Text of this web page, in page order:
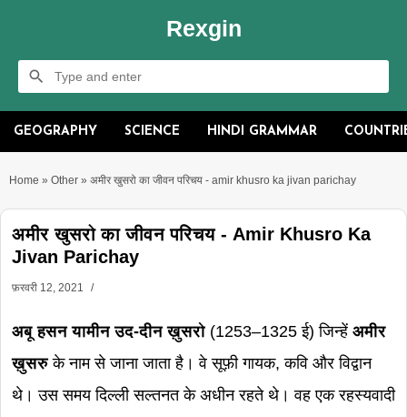
Rexgin
GEOGRAPHY SCIENCE HINDI GRAMMAR
Home » Other » अमीर खुसरो का जीवन परिचय - amir khusro ka jivan parichay
अमीर खुसरो का जीवन परिचय - Amir Khusro Ka
Jivan Parichay
फ़रवरी 12, 2021
अबू हसन यामीन उद-दीन ख़ुसरो (1253–1325 ई) जिन्हें अमीर
ख़ुसरुके नाम से जाना जाता है। वे सूफ़ी गायक, कवि और विद्वान
थे। उस समय दिल्ली सल्तनत के अधीन रहते थे। वह एक रहस्यवादी